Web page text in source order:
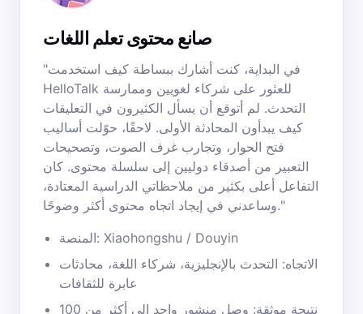
صانع محتوى تعلم اللغات
"في البداية، كنت أشارك ببساطة كيف استخدمت
HelloTalk للعثور على شركاء لغويين وممارسة
التحدث. لم أتوقع أن يسأل الكثيرون في التعليقات
كيف يبدأون المحادثة الأولى. لاحقًا، حوّلت أساليب
فتح الحوار، وتجارب غرف الصوت، وتصحيحات
التعبير من أصدقاء دوليين إلى سلسلة محتوى. كان
التفاعل أعلى بكثير من ملاحظاتي الدراسية المعتادة،
وساعدني في إيجاد اتجاه محتوى أكثر وضوحًا."
المنصة: Xiaohongshu / Douyin
الاتجاه: التحدث بالإنجليزية، شركاء اللغة، محادثات
عابرة للثقافات
نتيجة موثقة: وصل منشور واحد إلى أكثر من 100